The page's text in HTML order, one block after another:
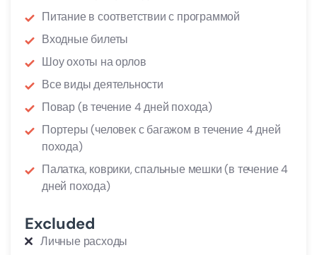
Питание в соответствии с программой
Входные билеты
Шоу охоты на орлов
Все виды деятельности
Повар (в течение 4 дней похода)
Портеры (человек с багажом в течение 4 дней
похода)
Палатка, коврики, спальные мешки (в течение 4
дней похода)
Excluded
Личные расходы